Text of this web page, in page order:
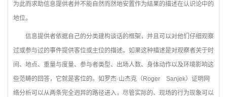
为此而求助信息提供者并不能自然而然地安置作为结果的描述在认识论中的
地位。
信息提供者依据自己的分类建构谈话的框架，并且可以对他们仔细观察
过或参与过的事件提供客位或主位的描述。如果这种描述是对观察者关于时
间、地点、重量与度量、参与者类型、出场人数、身体动作以及环境影响这
些范畴的回答，它就是客位的。如罗杰·山杰克（Roger Sanjek）证明网
络分析可以从两条完全迥异的路径进入，尽管实际的、现场的行为现象可以